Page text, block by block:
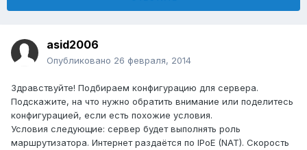
asid2006
Опубликовано 26 февраля, 2014
Здравствуйте! Подбираем конфигурацию для сервера.
Подскажите, на что нужно обратить внимание или поделитесь
конфигурацией, если есть похожие условия.
Условия следующие: сервер будет выполнять роль
маршрутизатора. Интернет раздаётся по IPoE (NAT). Скорость